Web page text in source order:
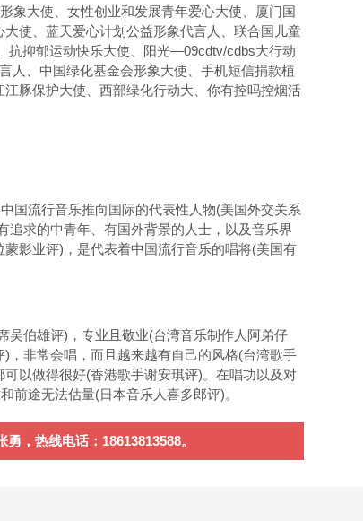
大使、女性创业和发展青年爱心大使、厦门国
使、蓝天爱心计划公益形象代言人、联合国儿童
抗抑郁运动快乐大使、阳光—09cdtv/cdbs大行动
人、中国绿化基金会形象大使、手机短信捐款植
豚保护大使、西部绿化行动大、你有控吗控烟活
流行音乐推向国际的代表性人物(美国外交关系
追求的中青年、有国外背景的人士，以及音乐界
影业评)，是代表着中国流行音乐的唱将(美国有
伯雄评)，专业且敬业(台湾音乐制作人阿弟仔
，非常会唱，而且越来越有自己的风格(台湾歌手
以做得很好(香港歌手谢安琪评)。在唱功以及对
前途无法估量(日本音乐人喜多郎评)。
，热线电话：18613813588。